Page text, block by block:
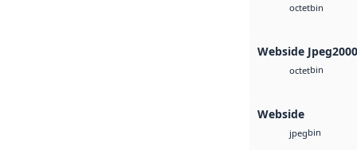
octetbin
Webside Jpeg2000
octetbin
Webside
jpegbin